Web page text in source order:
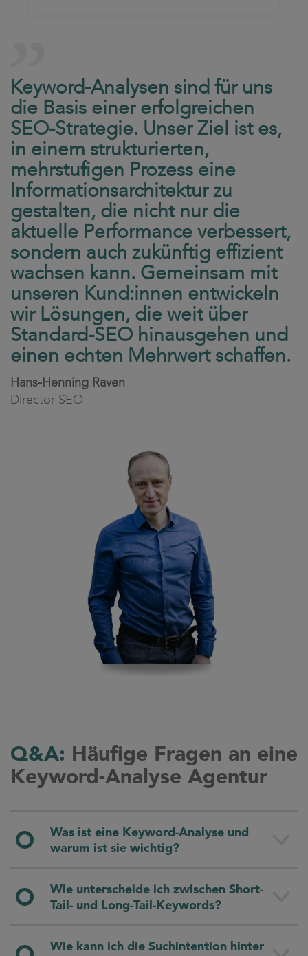
Keyword-Analysen sind für uns
die Basis einer erfolgreichen
SEO-Strategie. Unser Ziel ist es,
in einem strukturierten,
mehrstufigen Prozess eine
Informationsarchitektur zu
gestalten, die nicht nur die
aktuelle Performance verbessert,
sondern auch zukünftig effizient
wachsen kann. Gemeinsam mit
unseren Kund:innen entwickeln
wir Lösungen, die weit über
Standard-SEO hinausgehen und
einen echten Mehrwert schaffen.
Hans-Henning Raven
Director SEO
Q&A: Häufige Fragen an eine
Keyword-Analyse Agentur
Was ist eine Keyword-Analyse und
warum ist sie wichtig?
Eine Keyword-Analyse ist ein essenzieller
Bestandteil jeder erfolgreichenSEO-Strategie.
potenzielle Kund:innen in Suchmaschinen
Wie unterscheide ich zwischen Short-
Tail- und Long-Tail-Keywords?
Bei der Keyword-Analyse werden nicht nur
Wie kann ich die Suchintention hinter